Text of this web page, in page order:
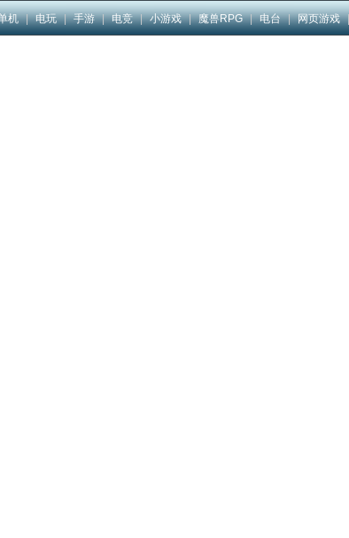
机 | 电玩 | 手游 | 电竞 | 小游戏 | 魔兽RPG | 电台 | 网页游戏 |